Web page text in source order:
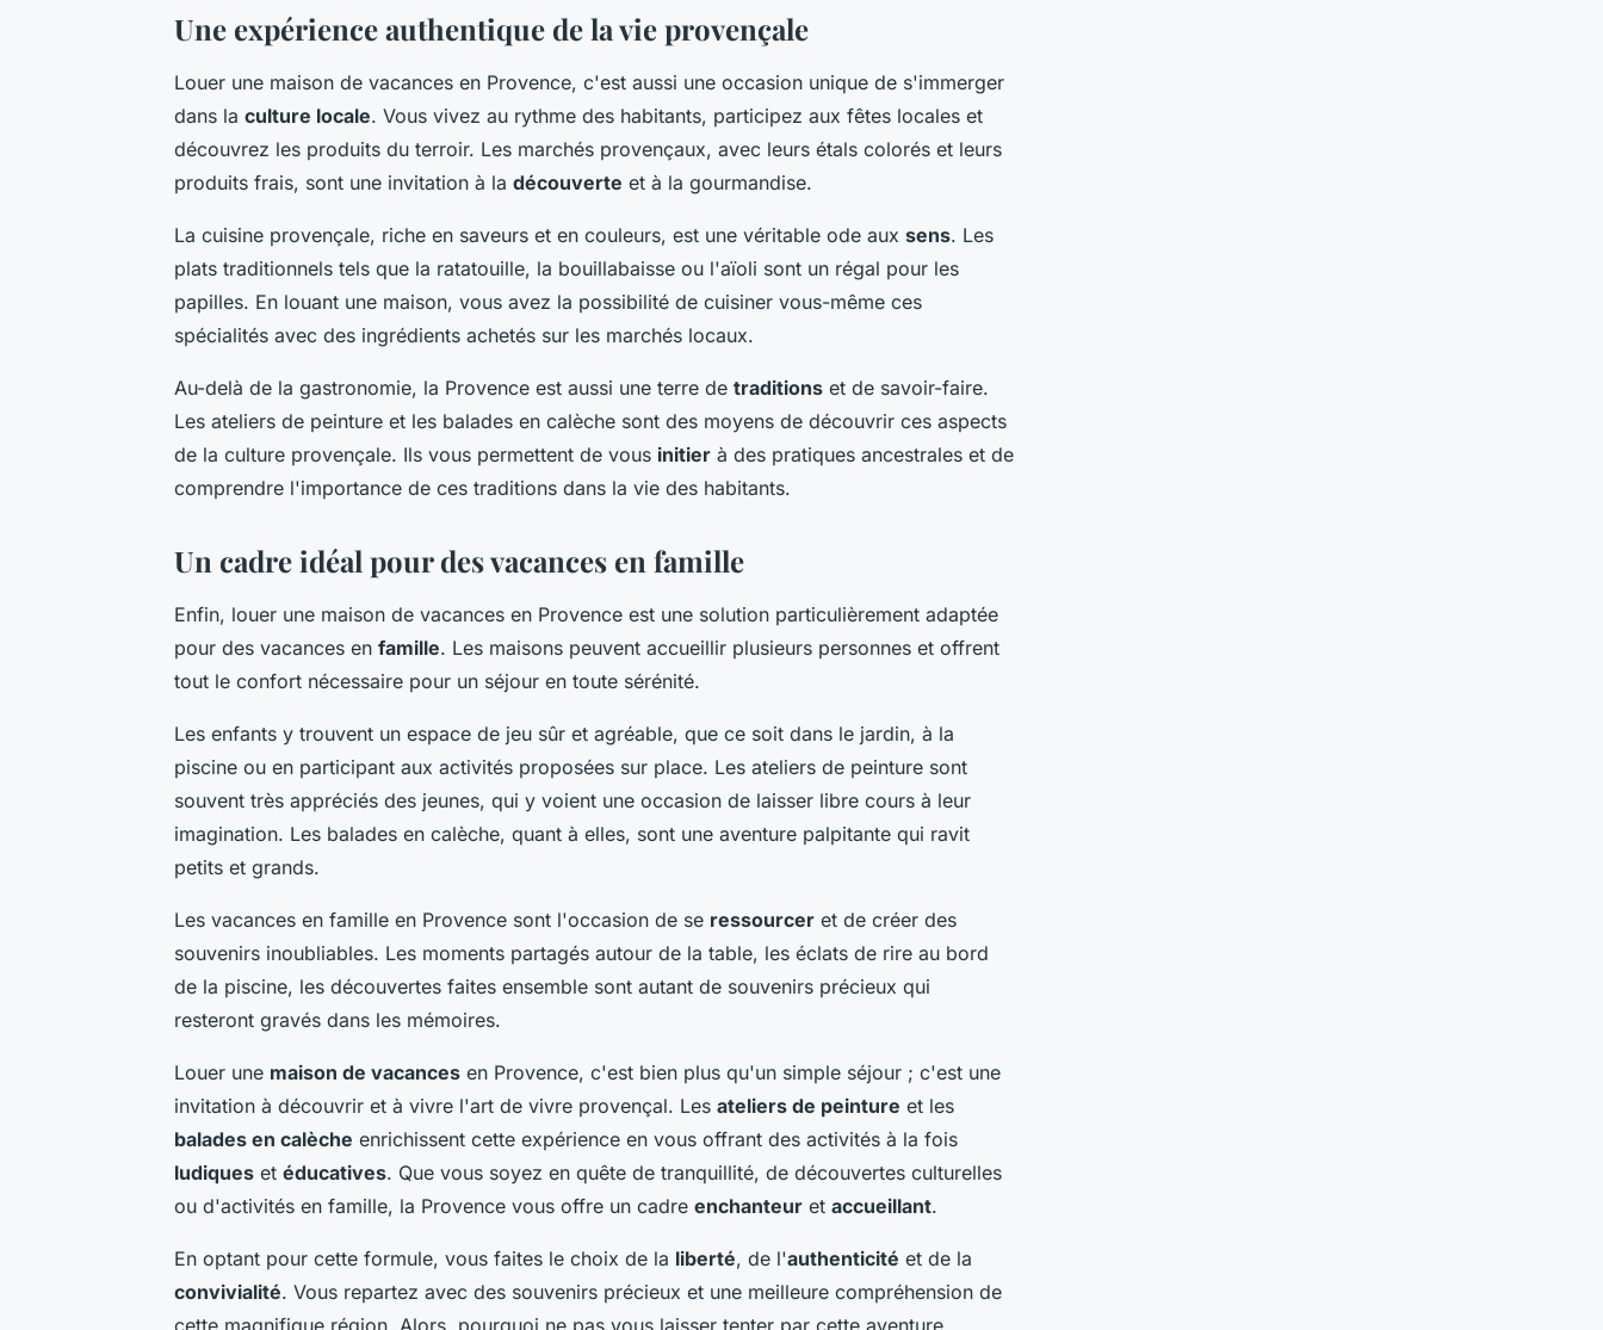
Une expérience authentique de la vie provençale
Louer une maison de vacances en Provence, c'est aussi une occasion unique de s'immerger
dans la culture locale. Vous vivez au rythme des habitants, participez aux fêtes locales et
découvrez les produits du terroir. Les marchés provençaux, avec leurs étals colorés et leurs
produits frais, sont une invitation à la découverte et à la gourmandise.
La cuisine provençale, riche en saveurs et en couleurs, est une véritable ode aux sens. Les
plats traditionnels tels que la ratatouille, la bouillabaisse ou l'aïoli sont un régal pour les
papilles. En louant une maison, vous avez la possibilité de cuisiner vous-même ces
spécialités avec des ingrédients achetés sur les marchés locaux.
Au-delà de la gastronomie, la Provence est aussi une terre de traditions et de savoir-faire.
Les ateliers de peinture et les balades en calèche sont des moyens de découvrir ces aspects
de la culture provençale. Ils vous permettent de vous initier à des pratiques ancestrales et de
comprendre l'importance de ces traditions dans la vie des habitants.
Un cadre idéal pour des vacances en famille
Enfin, louer une maison de vacances en Provence est une solution particulièrement adaptée
pour des vacances en famille. Les maisons peuvent accueillir plusieurs personnes et offrent
tout le confort nécessaire pour un séjour en toute sérénité.
Les enfants y trouvent un espace de jeu sûr et agréable, que ce soit dans le jardin, à la
piscine ou en participant aux activités proposées sur place. Les ateliers de peinture sont
souvent très appréciés des jeunes, qui y voient une occasion de laisser libre cours à leur
imagination. Les balades en calèche, quant à elles, sont une aventure palpitante qui ravit
petits et grands.
Les vacances en famille en Provence sont l'occasion de se ressourcer et de créer des
souvenirs inoubliables. Les moments partagés autour de la table, les éclats de rire au bord
de la piscine, les découvertes faites ensemble sont autant de souvenirs précieux qui
resteront gravés dans les mémoires.
Louer une maison de vacances en Provence, c'est bien plus qu'un simple séjour ; c'est une
invitation à découvrir et à vivre l'art de vivre provençal. Les ateliers de peinture et les
balades en calèche enrichissent cette expérience en vous offrant des activités à la fois
ludiques et éducatives. Que vous soyez en quête de tranquillité, de découvertes culturelles
ou d'activités en famille, la Provence vous offre un cadre enchanteur et accueillant.
En optant pour cette formule, vous faites le choix de la liberté, de l'authenticité et de la
convivialité. Vous repartez avec des souvenirs précieux et une meilleure compréhension de